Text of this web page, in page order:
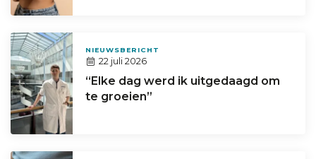
NIEUWSBERICHT
22 juli 2026
“Elke dag werd ik uitgedaagd om
te groeien”